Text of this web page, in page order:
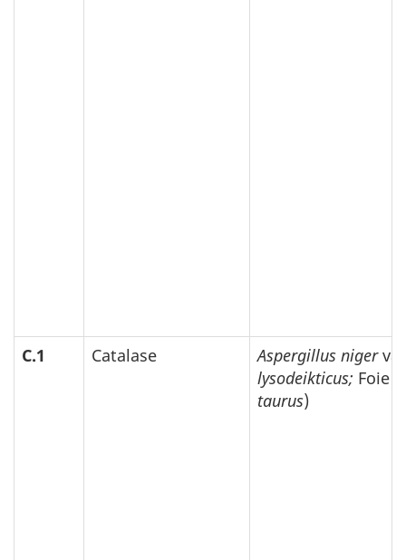
C.1 Catalase Aspergillus niger
lysodeikticus; Foie
taurus)